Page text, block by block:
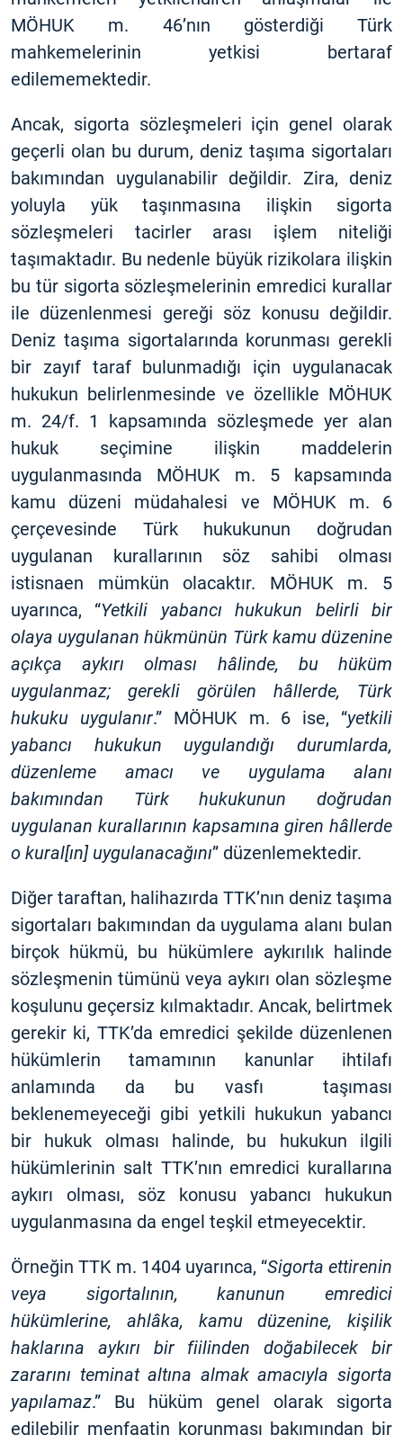
MÖHUK m. 46’nın gösterdiği Türk
mahkemelerinin yetkisi bertaraf
edilememektedir.
Ancak, sigorta sözleşmeleri için genel olarak
geçerli olan bu durum, deniz taşıma sigortaları
bakımından uygulanabilir değildir. Zira, deniz
yoluyla yük taşınmasına ilişkin sigorta
sözleşmeleri tacirler arası işlem niteliği
taşımaktadır. Bu nedenle büyük rizikolara ilişkin
bu tür sigorta sözleşmelerinin emredici kurallar
ile düzenlenmesi gereği söz konusu değildir.
Deniz taşıma sigortalarında korunması gerekli
bir zayıf taraf bulunmadığı için uygulanacak
hukukun belirlenmesinde ve özellikle MÖHUK
m. 24/f. 1 kapsamında sözleşmede yer alan
hukuk seçimine ilişkin maddelerin
uygulanmasında MÖHUK m. 5 kapsamında
kamu düzeni müdahalesi ve MÖHUK m. 6
çerçevesinde Türk hukukunun doğrudan
uygulanan kurallarının söz sahibi olması
istisnaen mümkün olacaktır. MÖHUK m. 5
uyarınca, “Yetkili yabancı hukukun belirli bir
olaya uygulanan hükmünün Türk kamu düzenine
açıkça aykırı olması hâlinde, bu hüküm
uygulanmaz; gerekli görülen hâllerde, Türk
hukuku uygulanır.” MÖHUK m. 6 ise, “yetkili
yabancı hukukun uygulandığı durumlarda,
düzenleme amacı ve uygulama alanı
bakımından Türk hukukunun doğrudan
uygulanan kurallarının kapsamına giren hâllerde
o kural[ın] uygulanacağını” düzenlemektedir.
Diğer taraftan, halihazırda TTK’nın deniz taşıma
sigortaları bakımından da uygulama alanı bulan
birçok hükmü, bu hükümlere aykırılık halinde
sözleşmenin tümünü veya aykırı olan sözleşme
koşulunu geçersiz kılmaktadır. Ancak, belirtmek
gerekir ki, TTK’da emredici şekilde düzenlenen
hükümlerin tamamının kanunlar ihtilafı
anlamında da bu vasfı taşıması
beklenemeyeceği gibi yetkili hukukun yabancı
bir hukuk olması halinde, bu hukukun ilgili
hükümlerinin salt TTK’nın emredici kurallarına
aykırı olması, söz konusu yabancı hukukun
uygulanmasına da engel teşkil etmeyecektir.
Örneğin TTK m. 1404 uyarınca, “Sigorta ettirenin
veya sigortalının, kanunun emredici
hükümlerine, ahlâka, kamu düzenine, kişilik
haklarına aykırı bir fiilinden doğabilecek bir
zararını teminat altına almak amacıyla sigorta
yapılamaz.” Bu hüküm genel olarak sigorta
edilebilir menfaatin korunması bakımından bir